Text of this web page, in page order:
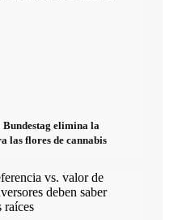
Bundestag elimina la
las flores de cannabis